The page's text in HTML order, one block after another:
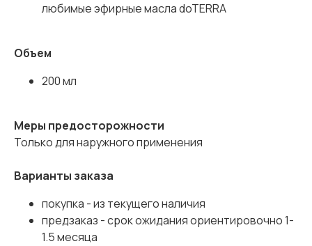
любимые эфирные масла doTERRA
Объем
200 мл
Меры предосторожности
Только для наружного применения
Варианты заказа
покупка - из текущего наличия
предзаказ - срок ожидания ориентировочно 1-
1.5 месяца